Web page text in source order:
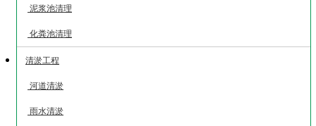
泥浆池清理
化粪池清理
清淤工程
河道清淤
雨水清淤